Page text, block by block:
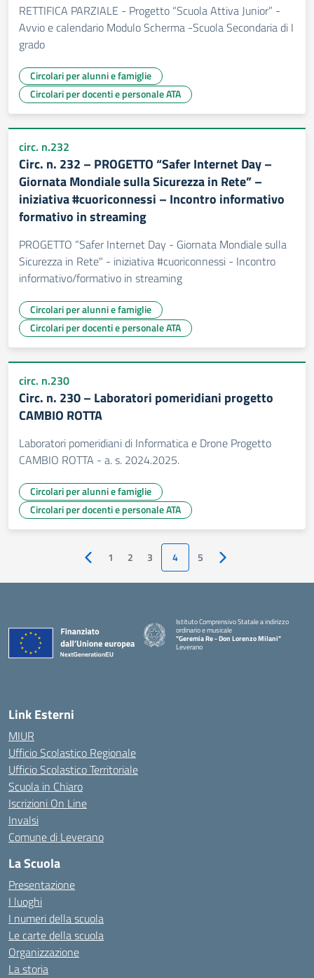
RETTIFICA PARZIALE - Progetto “Scuola Attiva Junior” -
Avvio e calendario Modulo Scherma -Scuola Secondaria di I
grado
Circolari per alunni e famiglie
Circolari per docenti e personale ATA
circ. n.232
Circ. n. 232 – PROGETTO “Safer Internet Day –
Giornata Mondiale sulla Sicurezza in Rete” –
iniziativa #cuoriconnessi – Incontro informativo
formativo in streaming
PROGETTO “Safer Internet Day - Giornata Mondiale sulla
Sicurezza in Rete" - iniziativa #cuoriconnessi - Incontro
informativo/formativo in streaming
Circolari per alunni e famiglie
Circolari per docenti e personale ATA
circ. n.230
Circ. n. 230 – Laboratori pomeridiani progetto
CAMBIO ROTTA
Laboratori pomeridiani di Informatica e Drone Progetto
CAMBIO ROTTA - a. s. 2024.2025.
Circolari per alunni e famiglie
Circolari per docenti e personale ATA
Pagina precedente
1 2 3 4 5 Pagina successiva
Istituto Comprensivo Statale a indirizzo
ordinario e musicale
"Geremia Re - Don Lorenzo Milani"
Leverano
Link Esterni
MIUR
Ufficio Scolastico Regionale
Ufficio Scolastico Territoriale
Scuola in Chiaro
Iscrizioni On Line
Invalsi
Comune di Leverano
La Scuola
Presentazione
I luoghi
I numeri della scuola
Le carte della scuola
Organizzazione
La storia